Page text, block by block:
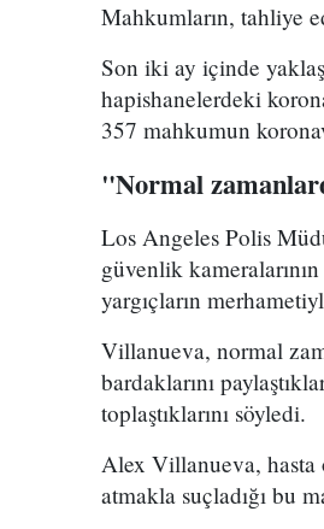
Mahkumların, tahliye
Son iki ay içinde
hapishanelerdeki
357 mahkumun
"Normal
Los Angeles Polis
güvenlik
yargıçların
Villanueva, normal
bardaklarını
toplaştıklarını söyledi.
Alex Villanueva, hasta
atmakla suçladığı bu